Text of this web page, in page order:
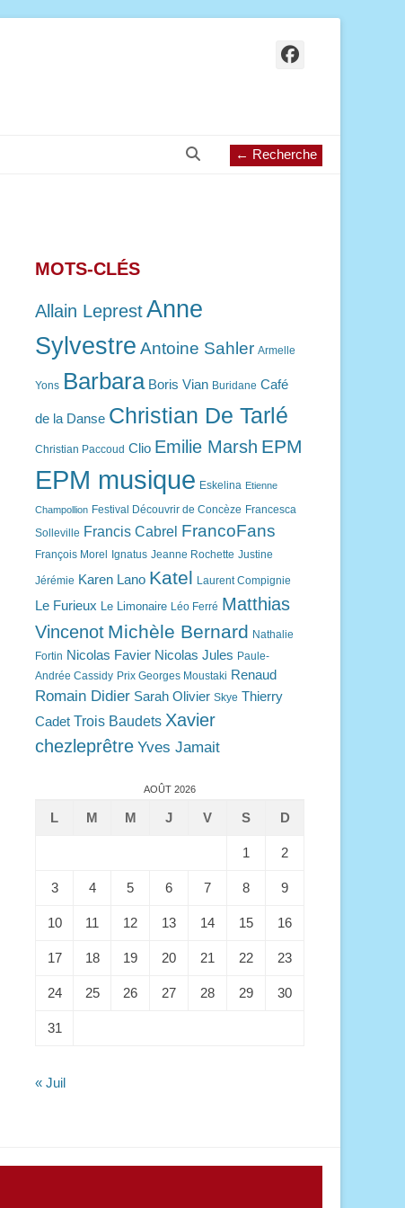
Facebook
← Recherche
Recherche
MOTS-CLÉS
Allain LeprestAnne
Sylvestre Antoine Sahler Armelle
Yons Barbara Boris Vian Buridane Café
de la Danse Christian De Tarlé
Christian Paccoud Clio Emilie Marsh EPM
EPM musique Eskelina Etienne
Champollion Festival Découvrir de Concèze Francesca
Solleville Francis Cabrel FrancoFans
François Morel Ignatus Jeanne Rochette Justine
Jérémie Karen Lano Katel Laurent Compignie
Le Furieux Le Limonaire Léo Ferré Matthias
Vincenot Michèle Bernard Nathalie
Fortin Nicolas Favier Nicolas Jules Paule-
Andrée Cassidy Prix Georges Moustaki Renaud
Romain Didier Sarah Olivier Skye Thierry
Cadet Trois Baudets Xavier
chezleprêtre Yves Jamait
AOÛT 2026
L M M J V S D
1 2
3 4 5 6 7 8 9
10 11 12 13 14 15 16
17 18 19 20 21 22 23
24 25 26 27 28 29 30
31
« Juil